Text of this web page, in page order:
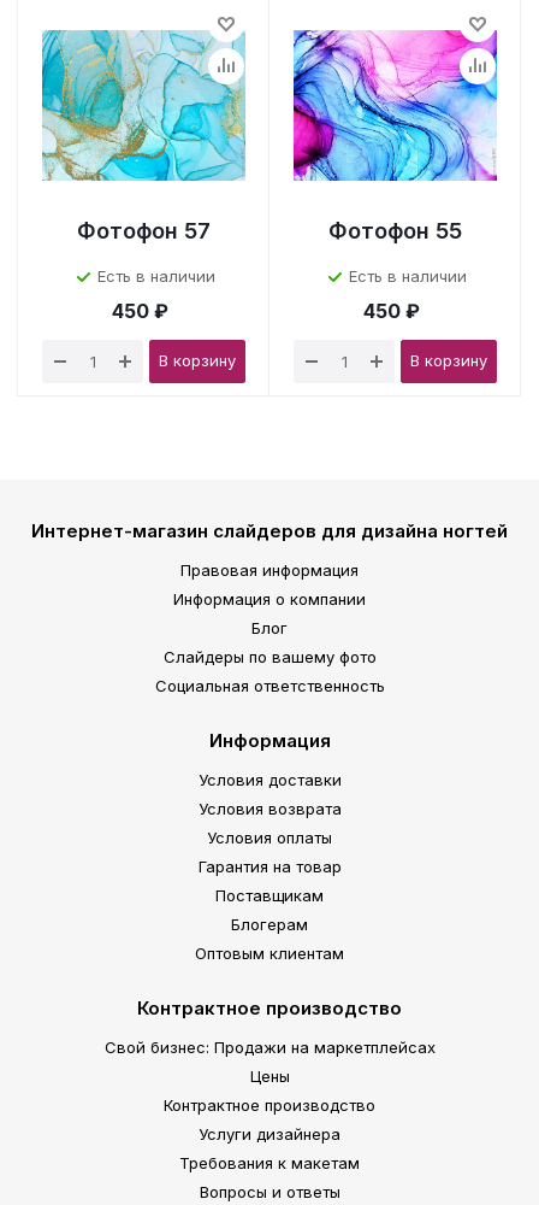
Фотофон 57
Есть в наличии
450 ₽
В корзину
Фотофон 55
Есть в наличии
450 ₽
В корзину
Интернет-магазин слайдеров для дизайна ногтей
Правовая информация
Информация о компании
Блог
Слайдеры по вашему фото
Социальная ответственность
Информация
Условия доставки
Условия возврата
Условия оплаты
Гарантия на товар
Поставщикам
Блогерам
Оптовым клиентам
Контрактное производство
Свой бизнес: Продажи на маркетплейсах
Цены
Контрактное производство
Услуги дизайнера
Требования к макетам
Вопросы и ответы